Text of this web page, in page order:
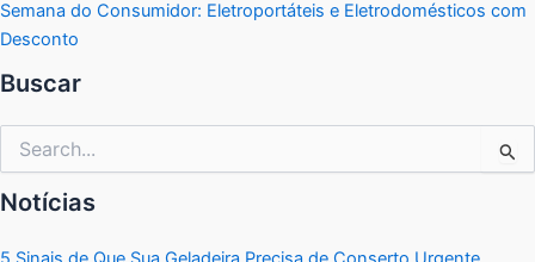
Semana do Consumidor: Eletroportáteis e Eletrodomésticos com
Desconto
Buscar
por:
Notícias